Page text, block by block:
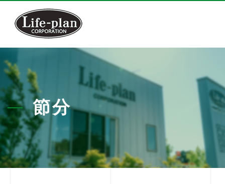
節分